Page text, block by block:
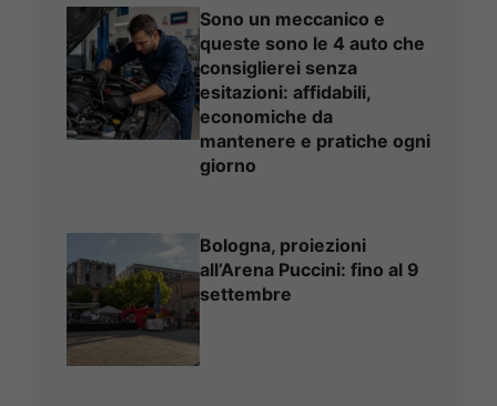
Sono un meccanico e
queste sono le 4 auto che
consiglierei senza
esitazioni: affidabili,
economiche da
mantenere e pratiche ogni
giorno
Bologna, proiezioni
all’Arena Puccini: fino al 9
settembre